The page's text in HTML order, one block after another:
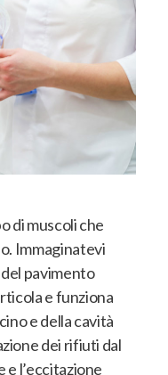
di muscoli che
Immaginatevi
del pavimento
e funziona
e della cavità
dei rifiuti dal
e l’eccitazione